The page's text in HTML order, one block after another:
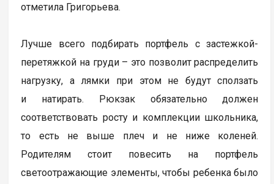
отметила Григорьева.
Лучше всего подбирать портфель с застежкой-
перетяжкой на груди – это позволит распределить
нагрузку, а лямки при этом не будут сползать
и натирать. Рюкзак обязательно должен
соответствовать росту и комплекции школьника,
то есть не выше плеч и не ниже коленей.
Родителям стоит повесить на портфель
светоотражающие элементы, чтобы ребенка было